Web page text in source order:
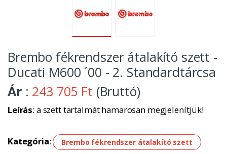
Brembo fékrendszer átalakító szett -
Ducati M600 ´00 - 2. Standardtárcsa
Ár : 243 705 Ft (Bruttó)
Leírás: a szett tartalmát hamarosan megjelenítjük!
Kategória: Brembo fékrendszer átalakító szett